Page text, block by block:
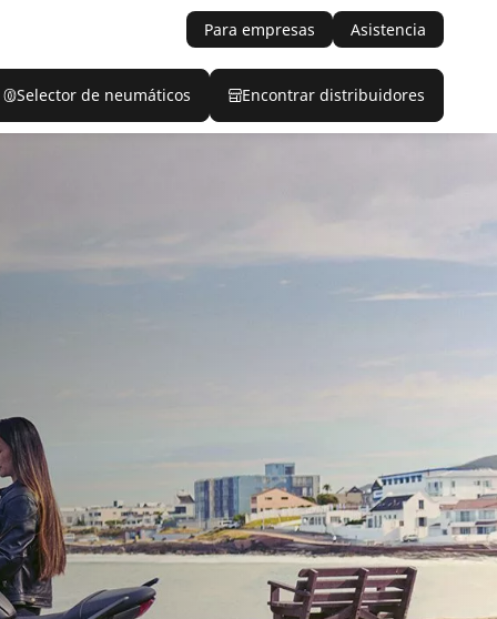
Para empresas Asistencia
Selector de neumáticos Encontrar distribuidores